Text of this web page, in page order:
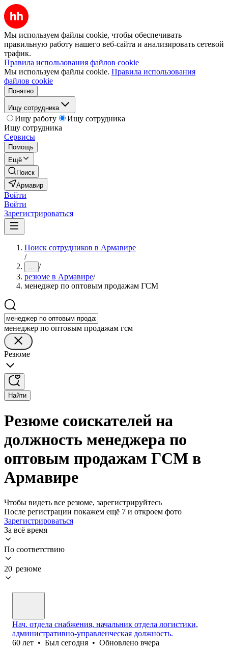
Мы используем файлы cookie, чтобы обеспечивать
правильную работу нашего веб-сайта и анализировать сетевой
трафик.
Правила использования файлов cookie
Мы используем файлы cookie. Правила использования
файлов cookie
Понятно
Ищу сотрудника
Ищу работу
Ищу сотрудника
Ищу сотрудника
Сервисы
Помощь
Ещё
Поиск
Армавир
Войти
Войти
Зарегистрироваться
Поиск сотрудников в Армавире
/
... /
резюме в Армавире/
менеджер по оптовым продажам ГСМ
менеджер по оптовым продажам гсм
Резюме
Найти
Резюме соискателей на
должность менеджера по
оптовым продажам ГСМ в
Армавире
Чтобы видеть все резюме, зарегистрируйтесь
После регистрации покажем ещё 7 и откроем фото
Зарегистрироваться
За всё время
По соответствию
20 резюме
Нач. отдела снабжения, начальник отдела логистики,
административно-управленческая должность.
60 лет • Был сегодня • Обновлено вчера